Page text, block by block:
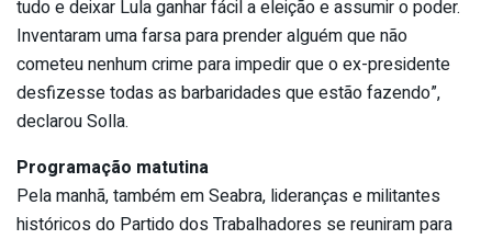
tudo e deixar Lula ganhar fácil a eleição e assumir o poder.
Inventaram uma farsa para prender alguém que não
cometeu nenhum crime para impedir que o ex-presidente
desfizesse todas as barbaridades que estão fazendo”,
declarou Solla.
Programação matutina
Pela manhã, também em Seabra, lideranças e militantes
históricos do Partido dos Trabalhadores se reuniram para